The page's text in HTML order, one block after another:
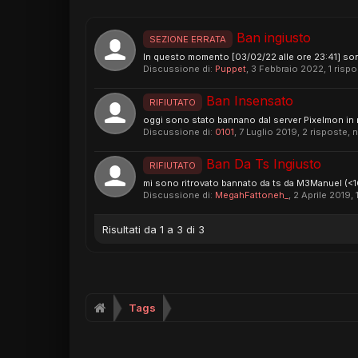
SEZIONE ERRATA Ban ingiusto
In questo momento [03/02/22 alle ore 23:41]
Discussione di: Puppet, 3 Febbraio 2022, 1
RIFIUTATO Ban Insensato
oggi sono stato bannano dal server Pixelmon
Discussione di: 0101, 7 Luglio 2019, 2 risposte,
RIFIUTATO Ban Da Ts Ingiusto
mi sono ritrovato bannato da ts da M3Manuel
Discussione di: MegahFattoneh_ , 2 Aprile 2019,
Risultati da 1 a 3 di 3
Tags